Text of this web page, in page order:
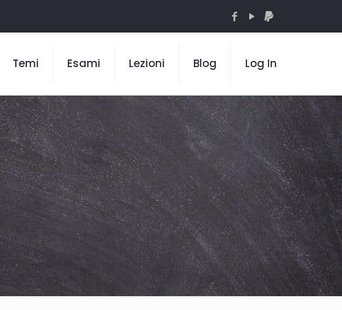
Temi Esami Lezioni Blog Log In